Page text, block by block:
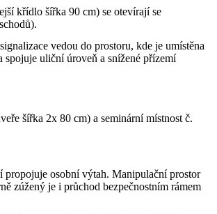
křídlo šířka 90 cm) se otevírají se
vedou do prostoru, kde je umístěna
uliční úroveň a snížené přízemí
šířka 2x 80 cm) a seminární místnost č.
propojuje osobní výtah. Manipulační prostor
zúžený je i průchod bezpečnostním rámem